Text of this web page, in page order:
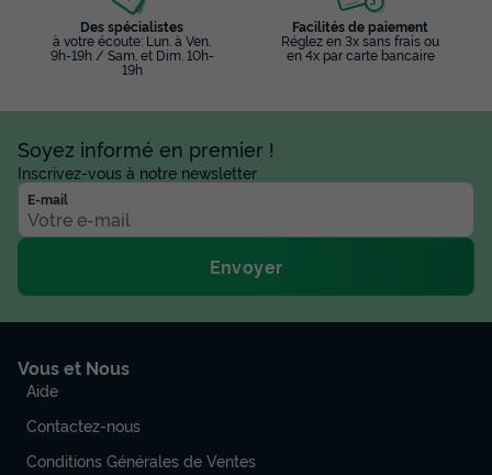
Des spécialistes
à votre écoute: Lun. à Ven.
9h-19h / Sam. et Dim. 10h-
19h
Facilités de paiement
Réglez en 3x sans frais ou
en 4x par carte bancaire
Soyez informé en premier !
Inscrivez-vous à notre newsletter
E-mail
Envoyer
Vous et Nous
Aide
Contactez-nous
Conditions Générales de Ventes